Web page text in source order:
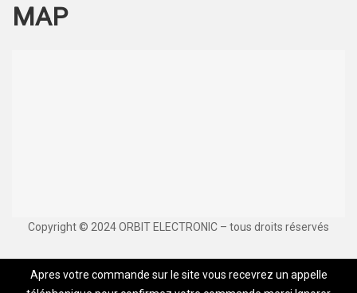
MAP
Copyright © 2024 ORBIT ELECTRONIC – tous droits réservés
Apres votre commande sur le site vous recevrez un appelle